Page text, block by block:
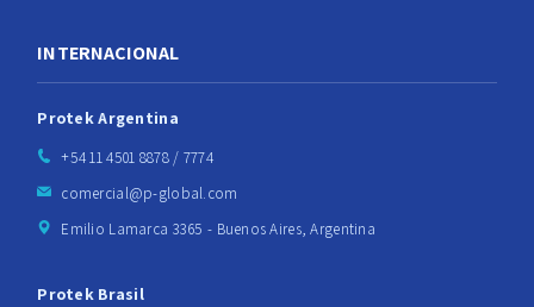
INTERNACIONAL
Protek Argentina
+54 11 4501 8878 / 7774
comercial@p-global.com
Emilio Lamarca 3365 - Buenos Aires, Argentina
Protek Brasil